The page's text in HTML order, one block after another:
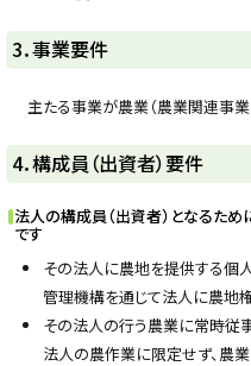
ト
ッ
戻
る
3．事業要件
主たる事業が農業（農業関連事業
ト
ッ
プ
に
戻
4．構成員（出資者）要件
法人の構成員（出資者）となるた
です
その法人に農地を提供する個
管理機構を通じて法人に農地
その法人の行う農業に常時従
法人の農作業に限定せず、農